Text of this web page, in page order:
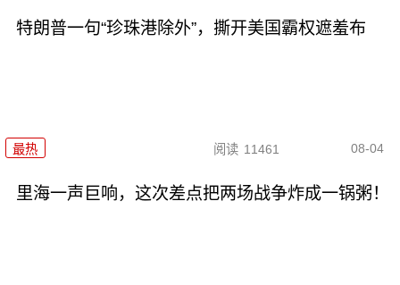
特朗普一句“珍珠港除外”，撕开美国霸权遮羞布
最热 阅读 11461 08-04
里海一声巨响，这次差点把两场战争炸成一锅粥！